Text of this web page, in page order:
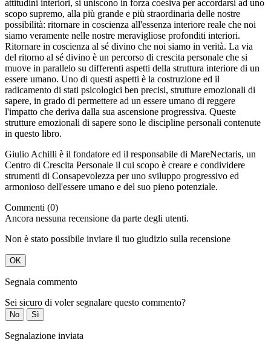
attitudini interiori, si uniscono in forza coesiva per accordarsi ad uno
scopo supremo, alla più grande e più straordinaria delle nostre
possibilità: ritornare in coscienza all'essenza interiore reale che noi
siamo veramente nelle nostre meravigliose profonditi interiori.
Ritornare in coscienza al sé divino che noi siamo in verità. La via
del ritorno al sé divino è un percorso di crescita personale che si
muove in parallelo su differenti aspetti della struttura interiore di un
essere umano. Uno di questi aspetti è la costruzione ed il
radicamento di stati psicologici ben precisi, strutture emozionali di
sapere, in grado di permettere ad un essere umano di reggere
l'impatto che deriva dalla sua ascensione progressiva. Queste
strutture emozionali di sapere sono le discipline personali contenute
in questo libro.
Giulio Achilli è il fondatore ed il responsabile di MareNectaris, un
Centro di Crescita Personale il cui scopo è creare e condividere
strumenti di Consapevolezza per uno sviluppo progressivo ed
armonioso dell'essere umano e del suo pieno potenziale.
Commenti (0)
Ancora nessuna recensione da parte degli utenti.
Non è stato possibile inviare il tuo giudizio sulla recensione
OK
Segnala commento
Sei sicuro di voler segnalare questo commento?
No Sì
Segnalazione inviata